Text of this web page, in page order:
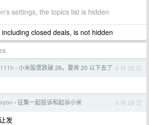
settings, the topics list is hidden
closed deals, is not hidden
› 小米股票跌破 26，要奔 20 以下去了 6 月 28 日
› 征集一起投诉和起诉小米 6 月 28 日
发